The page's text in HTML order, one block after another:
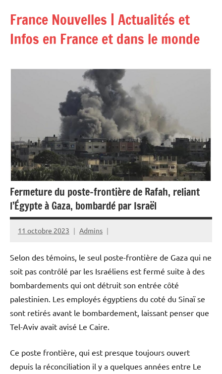
contenu
France Nouvelles | Actualités et
Infos en France et dans le monde
Fermeture du poste-frontière de Rafah, reliant
l’Égypte à Gaza, bombardé par Israël
11 octobre 2023 Admins
Selon des témoins, le seul poste-frontière de Gaza qui ne
soit pas contrôlé par les Israéliens est fermé suite à des
bombardements qui ont détruit son entrée côté
palestinien. Les employés égyptiens du coté du Sinaï se
sont retirés avant le bombardement, laissant penser que
Tel-Aviv avait avisé Le Caire.
Ce poste frontière, qui est presque toujours ouvert
depuis la réconciliation il y a quelques années entre Le